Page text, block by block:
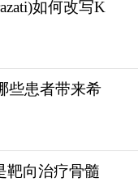
如何改写K
些患者带来希
靶向治疗骨髓